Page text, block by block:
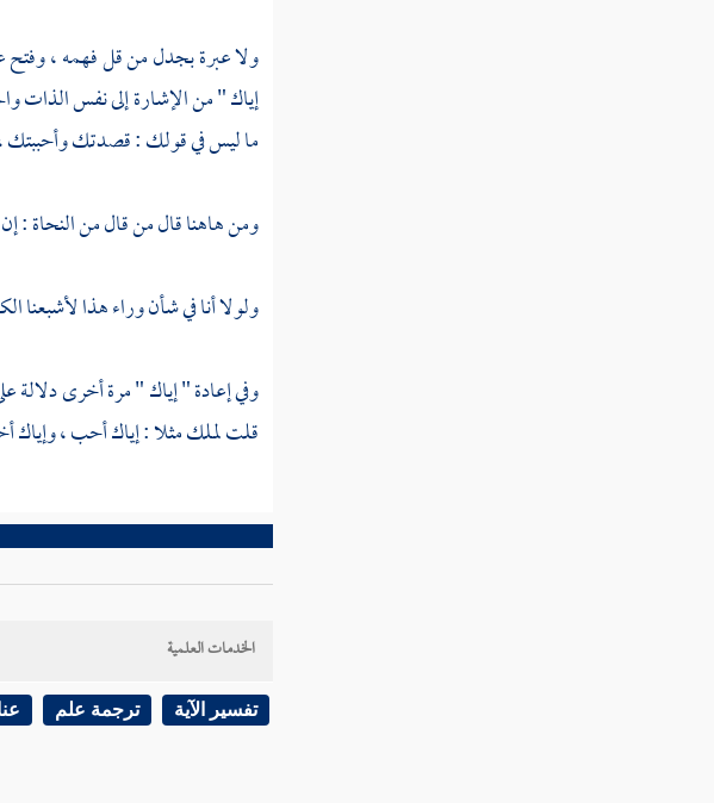
ولا عبرة بجدل من قل فهمه ،
إياك " من الإشارة إلى نفس الذات
ما ليس في قولك : قصدتك وأحببتك
ومن هاهنا قال من قال من النحاة :
ولولا أنا في شأن وراء هذا لأشبعنا
وفي إعادة " إياك " مرة أخرى دلالة
قلت لملك مثلا : إياك أحب ،
الخدمات العلمية
تفسير الآية ترجمة علم